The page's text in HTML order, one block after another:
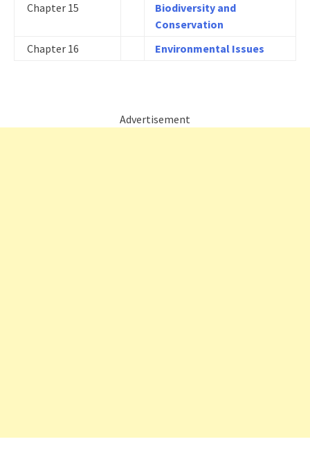
Chapter 15
Biodiversity and
Conservation
Chapter 16
Environmental Issues
Advertisement